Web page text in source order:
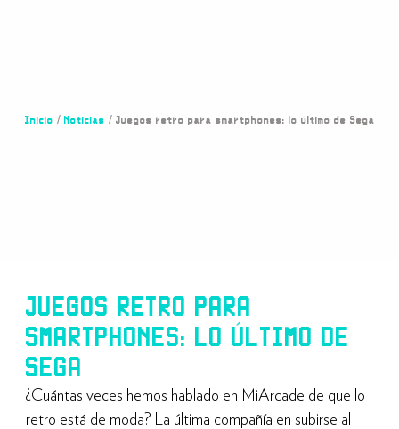
Inicio / Noticias / Juegos retro para smartphones: lo último de Sega
JUEGOS RETRO PARA
SMARTPHONES: LO ÚLTIMO DE
SEGA
¿Cuántas veces hemos hablado en MiArcade de que lo
retro está de moda? La última compañía en subirse al